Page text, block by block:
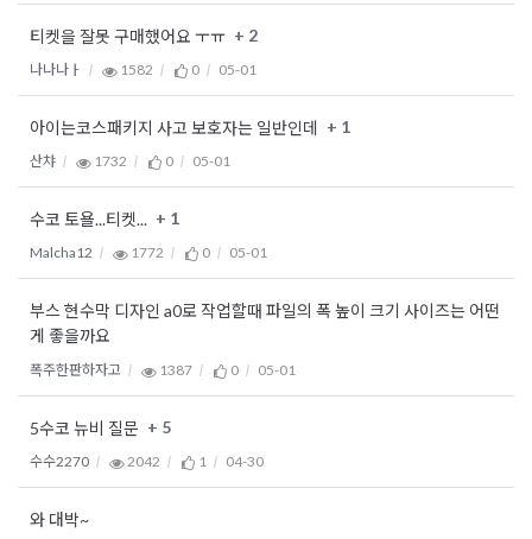
티켓을 잘못 구매했어요 ㅜㅠ + 2
나나나ㅏ 1582 0 05-01
아이는코스패키지 사고 보호자는 일반인데 + 1
산챠 1732 0 05-01
수코 토욜...티켓... + 1
Malcha12 1772 0 05-01
부스 현수막 디자인 a0로 작업할때 파일의 폭 높이 크기 사이즈는 어떤
게 좋을까요
폭주한판하자고 1387 0 05-01
5수코 뉴비 질문 + 5
수수2270 2042 1 04-30
와 대박~